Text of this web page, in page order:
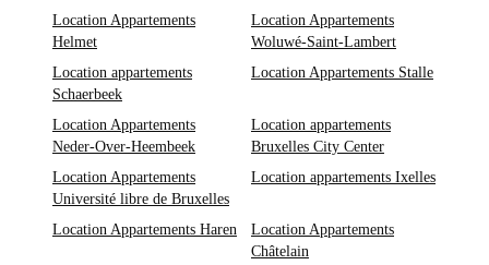
Location Appartements
Helmet
Location Appartements
Woluwé-Saint-Lambert
Location appartements
Schaerbeek
Location Appartements Stalle
Location Appartements
Neder-Over-Heembeek
Location appartements
Bruxelles City Center
Location Appartements
Université libre de Bruxelles
Location appartements Ixelles
Location Appartements Haren
Location Appartements
Châtelain